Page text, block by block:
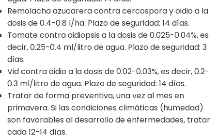
Remolacha azucarera contra cercospora y oidio a la
dosis de 0.4-0.8 l/ha. Plazo de seguridad: 14 días.
Tomate contra oidiopsis a la dosis de 0.025-0.04%, es
decir, 0.25-0.4 ml/litro de agua. Plazo de seguridad: 3
días.
Vid contra oidio a la dosis de 0.02-0.03%, es decir, 0.2-
0.3 ml/litro de agua. Plazo de seguridad: 14 días.
Tratar de forma preventiva, una vez al mes en
primavera. Si las condiciones climáticas (humedad)
son favorables al desarrollo de enfermedades, tratar
cada 12-14 días.